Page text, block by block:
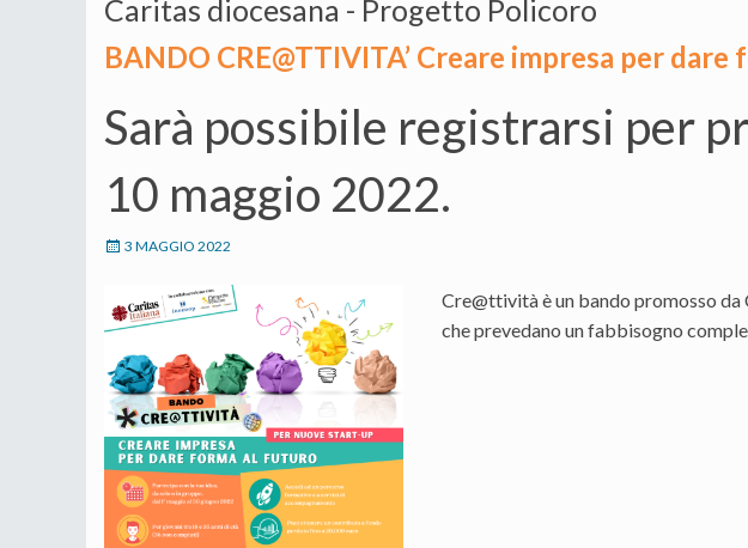
Caritas diocesana - Progetto Policoro
BANDO CRE@TTIVITA’ Creare impresa per
Sarà possibile registrarsi per
10 maggio 2022.
3 MAGGIO 2022
Cre@ttività è un bando promosso
che prevedano un fabbisogno